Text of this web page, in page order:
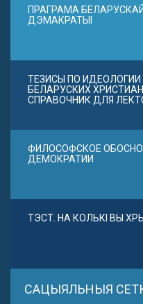
ПРАГРАМА
ДЭМАКРАТЫІ
ТЕЗИСЫ ПО
БЕЛАРУСКИХ
СПРАВОЧНИК ДЛЯ
ФИЛОСОФСКОЕ
ДЕМОКРАТИИ
ТЭСТ. НА КОЛЬКІ ВЫ
САЦЫЯЛЬНЫЯ